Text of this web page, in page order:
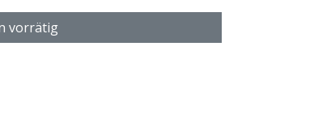
vorrätig